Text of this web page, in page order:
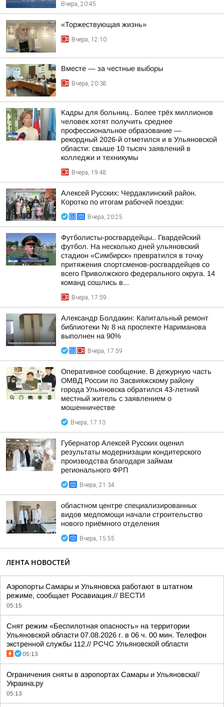
Вчера, 20:45
«Торжествующая жизнь»
Вчера, 12:10
Вместе — за честные выборы
Вчера, 20:38
Кадры для больниц.. Более трёх миллионов
человек хотят получить среднее
профессиональное образование —
рекордный 2026-й отметился и в Ульяновской
области: свыше 10 тысяч заявлений в
колледжи и техникумы
Вчера, 19:48
Алексей Русских: Чердаклинский район.
Коротко по итогам рабочей поездки:
Вчера, 20:25
Футболисты-росгвардейцы.. Гвардейский
футбол. На несколько дней ульяновский
стадион «Симбирск» превратился в точку
притяжения спортсменов-росгвардейцев со
всего Приволжского федерального округа. 14
команд сошлись в...
Вчера, 17:59
Александр Болдакин: Капитальный ремонт
библиотеки № 8 на проспекте Нариманова
выполнен на 90%
Вчера, 17:59
Оперативное сообщение. В дежурную часть
ОМВД России по Засвияжскому району
города Ульяновска обратился 43-летний
местный житель с заявлением о
мошенничестве
Вчера, 17:13
Губернатор Алексей Русских оценил
результаты модернизации кондитерского
производства благодаря займам
регионального ФРП
Вчера, 21:34
областном центре специализированных
видов медпомощи начали строительство
нового приёмного отделения
Вчера, 15:55
ЛЕНТА НОВОСТЕЙ
Аэропорты Самары и Ульяновска работают в штатном
режиме, сообщает Росавиация.// ВЕСТИ
05:15
Снят режим «Беспилотная опасность» на территории
Ульяновской области 07.08.2026 г. в 06 ч. 00 мин. Телефон
экстренной службы 112.// РСЧС Ульяновской области
05:13
Ограничения сняты в аэропортах Самары и Ульяновска//
Украина.ру
05:13